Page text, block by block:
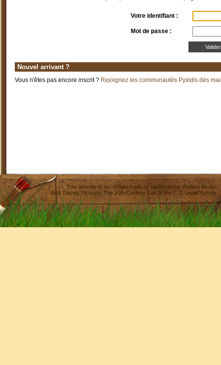
Votre identifiant :
Mot de passe :
Nouvel arrivant ?
Vous n'êtes pas encore inscrit ? Rejoignez les communautés Pyxidis dès
This website is not affiliated with or endorsed byWalden Media
Walt Disney Pictures,The 20th Century Fox or the C.S. Lewis Estate.